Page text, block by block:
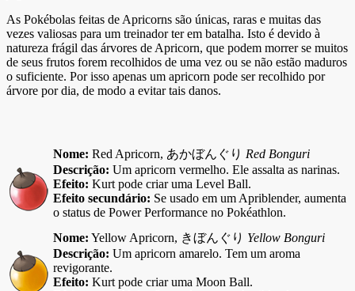
As Pokébolas feitas de Apricorns são únicas, raras e muitas das
vezes valiosas para um treinador ter em batalha. Isto é devido à
natureza frágil das árvores de Apricorn, que podem morrer se muitos
de seus frutos forem recolhidos de uma vez ou se não estão maduros
o suficiente. Por isso apenas um apricorn pode ser recolhido por
árvore por dia, de modo a evitar tais danos.
Nome: Red Apricorn, あかぼんぐり Red Bonguri
Descrição: Um apricorn vermelho. Ele assalta as narinas.
Efeito: Kurt pode criar uma Level Ball.
Efeito secundário: Se usado em um Apriblender, aumenta
o status de Power Performance no Pokéathlon.
Nome: Yellow Apricorn, きぼんぐり Yellow Bonguri
Descrição: Um apricorn amarelo. Tem um aroma
revigorante.
Efeito: Kurt pode criar uma Moon Ball.